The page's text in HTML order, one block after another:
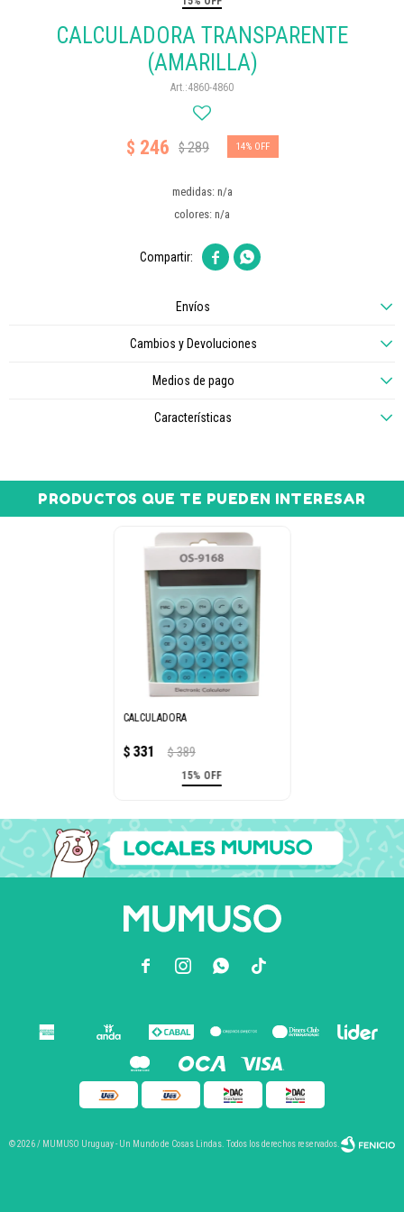
CALCULADORA TRANSPARENTE
(AMARILLA)
4860-4860
$ 246 $289 14
medidas: n/a
colores: n/a
 
Envíos
Cambios y Devoluciones
Medios de pago
Características
PRODUCTOS QUE TE PUEDEN INTERESAR
CALCULADORA
$ 331 $ 389
15% OFF
  
© 2026 / MUMUSO Uruguay - Un Mundo de Cosas Lindas. Todos los derechos reservados.